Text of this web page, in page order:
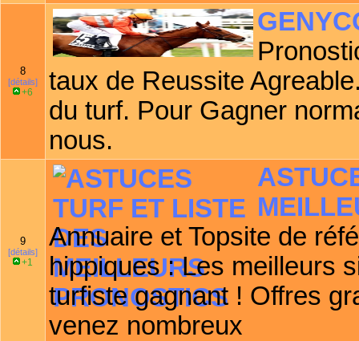
8
[détails]
+6
taux de Reussite
du turf. Pour Gagner
nous.
9
[détails]
+1
Annuaire et Topsite de
hippiques : Les meilleurs
turfiste gagnant ! Offres
venez nombreux